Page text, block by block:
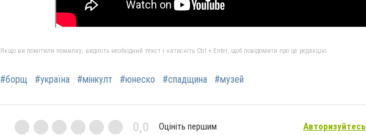
Якщо ви помітили помилку, виділіть необхідний текст і натисніть Ctrl + Enter, щоб повідомити про це редакцію
#борщ #україна #мінкулт #юнеско #спадщина #музей
0,0 Оцініть першим Авторизуйтесь